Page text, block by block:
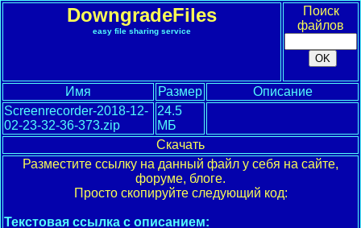
DowngradeFiles
easy file sharing service
Поиск
файлов
Имя Размер
Описание
Screenrecorder-2018-12-
02-23-32-36-373.zip
24.5
МБ
Скачать
Разместите ссылку на данный файл у себя на сайте,
форуме, блоге.
Просто скопируйте следующий код:
Текстовая ссылка с описанием: